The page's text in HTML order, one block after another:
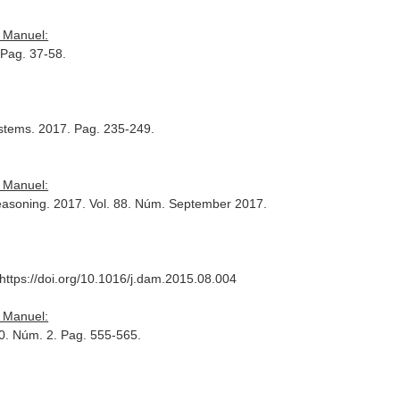
37-58.
. 2017. Pag. 235-249.
. 2017. Vol. 88. Núm. September 2017.
doi.org/10.1016/j.dam.2015.08.004
Núm. 2. Pag. 555-565.